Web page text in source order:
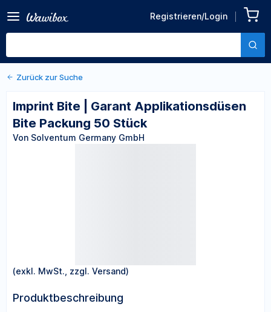
Registrieren/Login
Applikationsdüsen Bite
Packung 50 Stück
Von Solventum Germany GmbH
Zurück zu den Produktdetails
Zurück zur Suche
Imprint Bite | Garant Applikationsdüsen
Bite Packung 50 Stück
Von Solventum Germany GmbH
(exkl. MwSt., zzgl. Versand)
Produktbeschreibung